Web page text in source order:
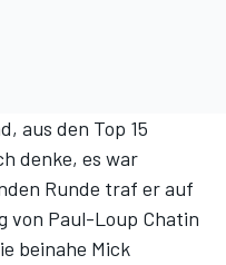
aus den Top 15
denke, es war
Runde traf er auf
von Paul-Loup Chatin
beinahe Mick